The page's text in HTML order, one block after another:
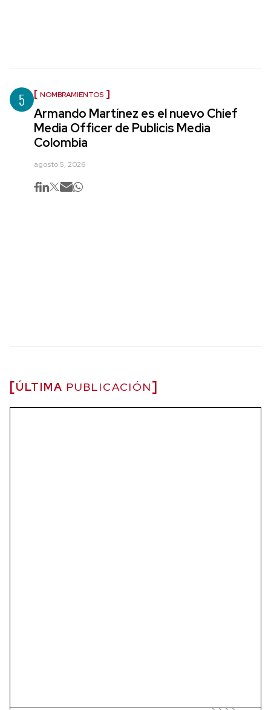
5 NOMBRAMIENTOS
Armando Martínez es el nuevo Chief
Media Officer de Publicis Media
Colombia
agosto 5, 2026
ÚLTIMA PUBLICACIÓN